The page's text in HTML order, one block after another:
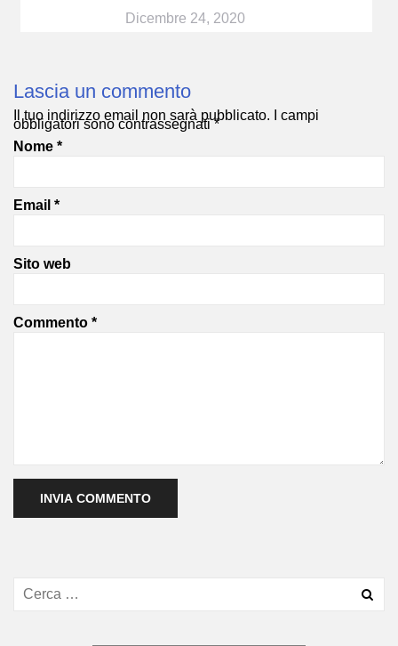
Dicembre 24, 2020
Lascia un commento
Il tuo indirizzo email non sarà pubblicato. I campi
obbligatori sono contrassegnati*
Nome *
Email *
Sito web
Commento *